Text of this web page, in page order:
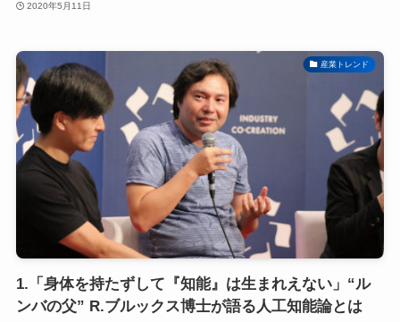
2020年5月11日
産業トレンド
1.「身体を持たずして『知能』は生まれえない」“ル
ンバの父” R.ブルックス博士が語る人工知能論とは